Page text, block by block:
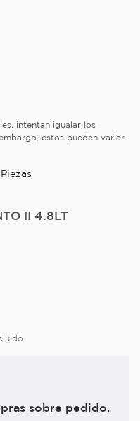
intentan igualar los
estos pueden variar
II 4.8LT
sobre pedido.